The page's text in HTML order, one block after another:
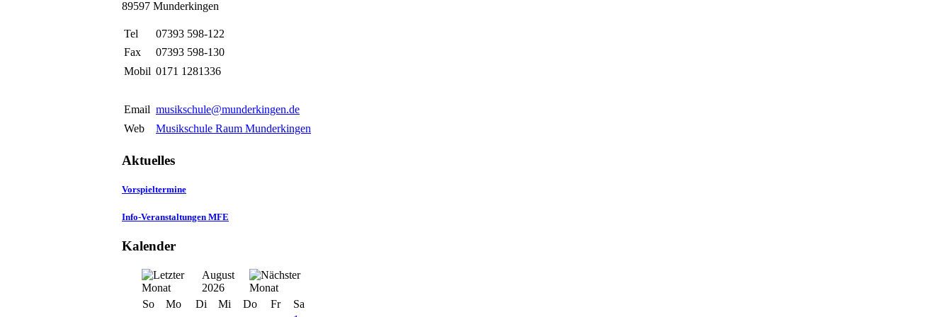
89597 Munderkingen
Tel
07393 598-122
Fax
07393 598-130
Mobil 0171 1281336
Email musikschule@munderkingen.de
Web
Musikschule Raum Munderkingen
Aktuelles
Vorspieltermine
Info-Veranstaltungen MFE
Kalender
August
2026
So
Mo Di Mi Do Fr
Sa